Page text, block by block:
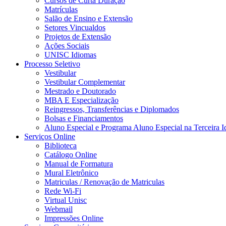
Matrículas
Salão de Ensino e Extensão
Setores Vincualdos
Projetos de Extensão
Ações Sociais
UNISC Idiomas
Processo Seletivo
Vestibular
Vestibular Complementar
Mestrado e Doutorado
MBA E Especialização
Reingressos, Transferências e Diplomados
Bolsas e Financiamentos
Aluno Especial e Programa Aluno Especial na Terceira
Serviços Online
Biblioteca
Catálogo Online
Manual de Formatura
Mural Eletrônico
Matriculas / Renovação de Matriculas
Rede Wi-Fi
Virtual Unisc
Webmail
Impressões Online